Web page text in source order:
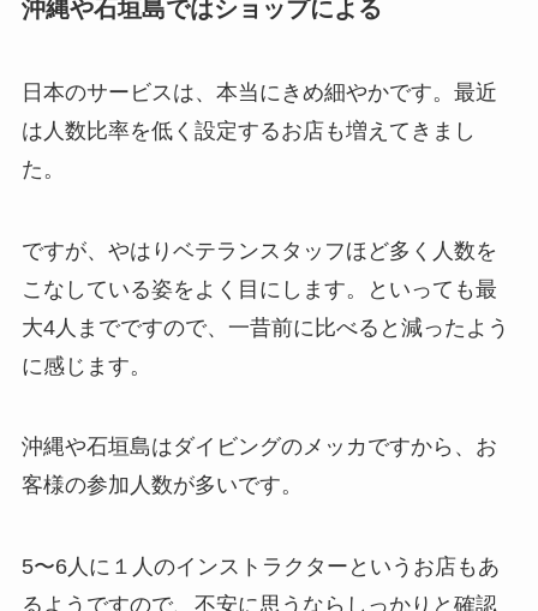
沖縄や石垣島ではショップによる
日本のサービスは、本当にきめ細やかです。最近
は人数比率を低く設定するお店も増えてきまし
た。
ですが、やはりベテランスタッフほど多く人数を
こなしている姿をよく目にします。といっても最
大4人までですので、一昔前に比べると減ったよう
に感じます。
沖縄や石垣島はダイビングのメッカですから、お
客様の参加人数が多いです。
5〜6人に１人のインストラクターというお店もあ
るようですので、不安に思うならしっかりと確認